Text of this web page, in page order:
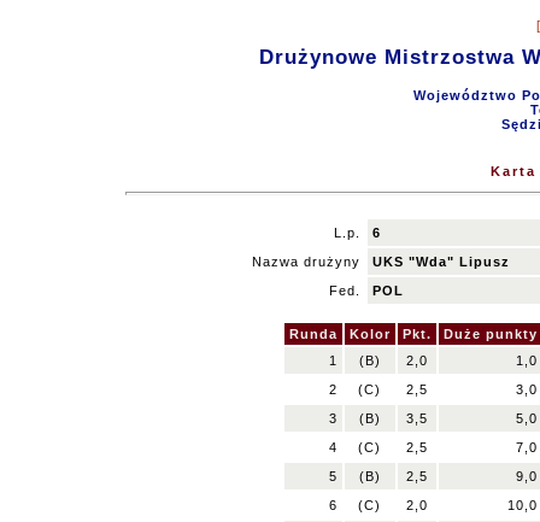
Drużynowe Mistrzostwa
Województwo
L.p.
6
Nazwa drużyny
UKS "Wda" Lipusz
Fed.
POL
Runda Kolor Pkt.
Duże punkty
1
(B) 2,0
1,0
2
(C) 2,5
3,0
3
(B) 3,5
5,0
4
(C) 2,5
7,0
5
(B) 2,5
9,0
6
(C) 2,0
10,0